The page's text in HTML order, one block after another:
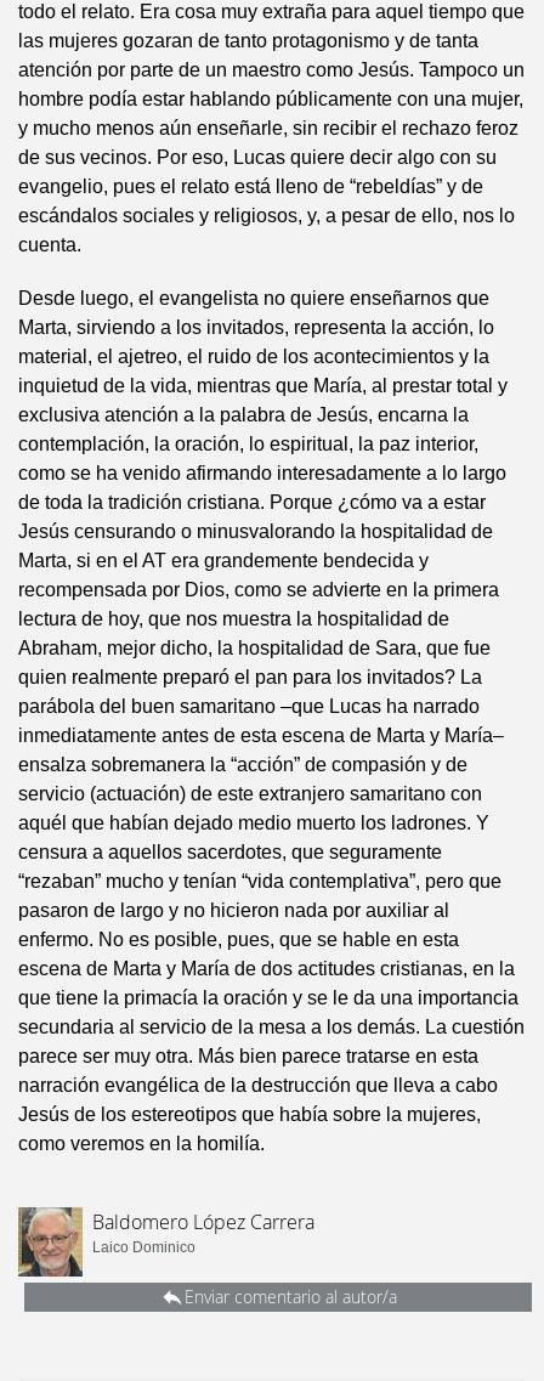
todo el relato. Era cosa muy extraña para aquel tiempo que
las mujeres gozaran de tanto protagonismo y de tanta
atención por parte de un maestro como Jesús. Tampoco un
hombre podía estar hablando públicamente con una mujer,
y mucho menos aún enseñarle, sin recibir el rechazo feroz
de sus vecinos. Por eso, Lucas quiere decir algo con su
evangelio, pues el relato está lleno de “rebeldías” y de
escándalos sociales y religiosos, y, a pesar de ello, nos lo
cuenta.
Desde luego, el evangelista no quiere enseñarnos que
Marta, sirviendo a los invitados, representa la acción, lo
material, el ajetreo, el ruido de los acontecimientos y la
inquietud de la vida, mientras que María, al prestar total y
exclusiva atención a la palabra de Jesús, encarna la
contemplación, la oración, lo espiritual, la paz interior,
como se ha venido afirmando interesadamente a lo largo
de toda la tradición cristiana. Porque ¿cómo va a estar
Jesús censurando o minusvalorando la hospitalidad de
Marta, si en el AT era grandemente bendecida y
recompensada por Dios, como se advierte en la primera
lectura de hoy, que nos muestra la hospitalidad de
Abraham, mejor dicho, la hospitalidad de Sara, que fue
quien realmente preparó el pan para los invitados? La
parábola del buen samaritano –que Lucas ha narrado
inmediatamente antes de esta escena de Marta y María–
ensalza sobremanera la “acción” de compasión y de
servicio (actuación) de este extranjero samaritano con
aquél que habían dejado medio muerto los ladrones. Y
censura a aquellos sacerdotes, que seguramente
“rezaban” mucho y tenían “vida contemplativa”, pero que
pasaron de largo y no hicieron nada por auxiliar al
enfermo. No es posible, pues, que se hable en esta
escena de Marta y María de dos actitudes cristianas, en la
que tiene la primacía la oración y se le da una importancia
secundaria al servicio de la mesa a los demás. La cuestión
parece ser muy otra. Más bien parece tratarse en esta
narración evangélica de la destrucción que lleva a cabo
Jesús de los estereotipos que había sobre la mujeres,
como veremos en la homilía.
Baldomero López Carrera
Laico Dominico
Enviar comentario al autor/a